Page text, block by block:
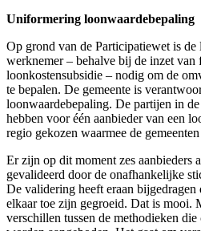
Uniformering loonwaardebepaling
Op grond van de Participatiewet is de
werknemer – behalve bij de inzet van
loonkostensubsidie – nodig om de
te bepalen. De gemeente is
loonwaardebepaling. De partijen in de
hebben voor één aanbieder van een
regio gekozen waarmee de
Er zijn op dit moment zes aanbieders
gevalideerd door de onafhankelijke
De validering heeft eraan bijgedragen
elkaar toe zijn gegroeid. Dat is mooi.
verschillen tussen de methodieken die